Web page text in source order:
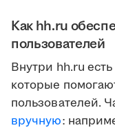
Как hh.ru
пользователей
Внутри hh.ru
которые
пользователей.
вручную: